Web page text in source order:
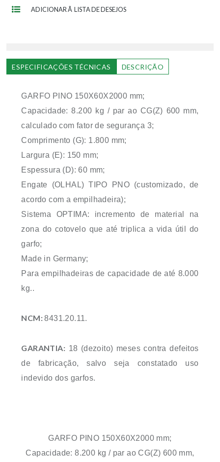
ADICIONAR Ã LISTA DE DESEJOS
ESPECIFICAÇÕES TÉCNICAS DESCRIÇÃO
GARFO PINO 150X60X2000 mm;
Capacidade: 8.200 kg / par ao CG(Z) 600 mm,
calculado com fator de segurança 3;
Comprimento (G): 1.800 mm;
Largura (E): 150 mm;
Espessura (D): 60 mm;
Engate (OLHAL) TIPO PNO (customizado, de
acordo com a empilhadeira);
Sistema OPTIMA: incremento de material na
zona do cotovelo que até triplica a vida útil do
garfo;
Made in Germany;
Para empilhadeiras de capacidade de até 8.000
kg..
NCM:8431.20.11.
GARANTIA: 18 (dezoito) meses contra defeitos
de fabricação, salvo seja constatado uso
indevido dos garfos.
GARFO PINO 150X60X2000 mm;
Capacidade: 8.200 kg / par ao CG(Z) 600 mm,